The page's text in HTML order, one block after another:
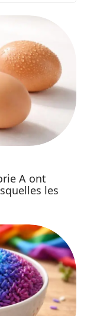
A ont
les